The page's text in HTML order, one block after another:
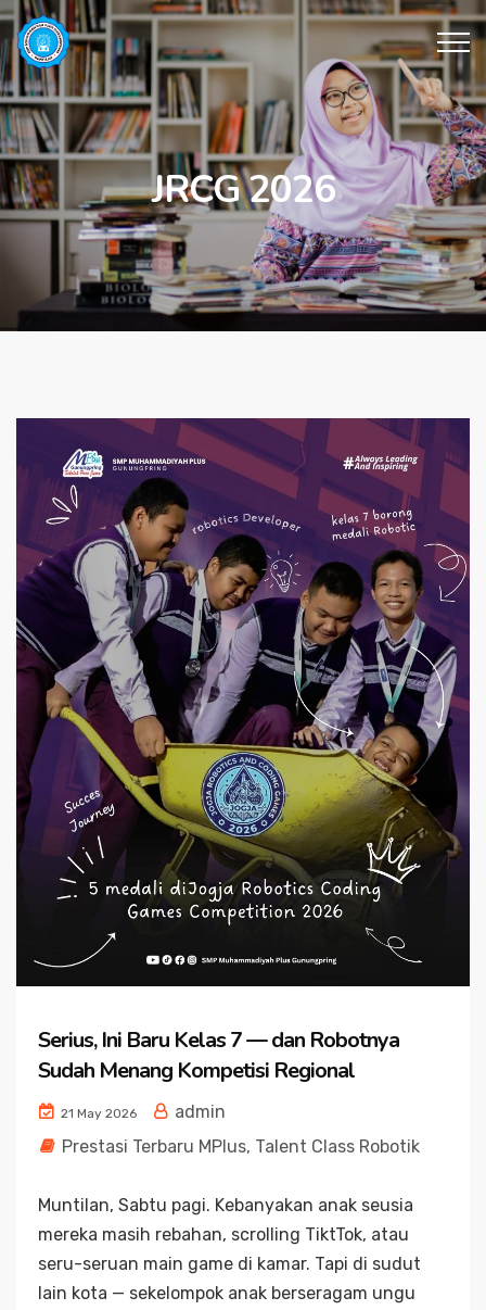
JRCG 2026
Serius, Ini Baru Kelas 7 — dan Robotnya
Sudah Menang Kompetisi Regional
21 May 2026
admin
Prestasi Terbaru MPlus, Talent Class Robotik
Muntilan, Sabtu pagi. Kebanyakan anak seusia
mereka masih rebahan, scrolling TiktTok, atau
seru-seruan main game di kamar. Tapi di sudut
lain kota — sekelompok anak berseragam ungu